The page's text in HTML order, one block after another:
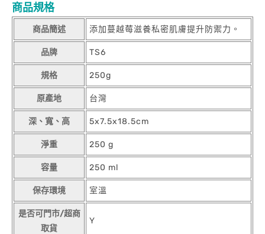
商品規格
商品簡述 添加蔓越莓滋養私密肌膚提升防禦力。
品牌 TS6
規格 250g
原產地 台灣
深、寬、高 5x7.5x18.5cm
淨重 250 g
容量 250 ml
保存環境 室溫
是否可門市/超商
取貨
Y